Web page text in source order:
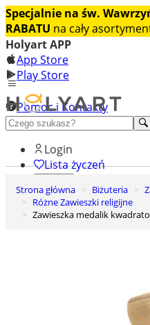
Specjalnie na św.
RABATU na cały
Holyart APP
App Store
Play Store
Pomoc i Kontakty
+48 222 922 860
Odkryj
Login
Lista życzeń
0
Koszyk
Strona główna Biżuteria
Różne Zawieszki religijne
Zawieszka medalik